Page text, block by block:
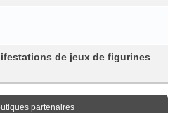
de jeux de figurines
partenaires